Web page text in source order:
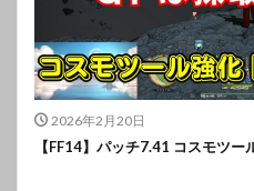
2026年2月20日
【FF14】パッチ7.41 コスモツー